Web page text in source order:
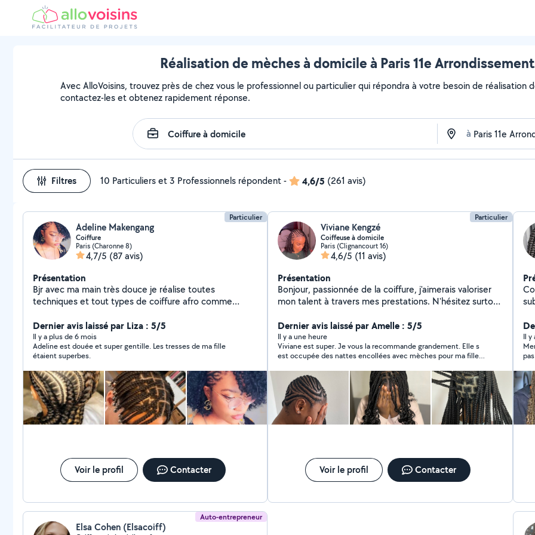
Réalisation de mèches à domicile à Paris 11e
Avec AlloVoisins, trouvez près de chez vous le professionnel ou particulier qui répondra à votre besoin de réalisation
contactez-les et obtenez rapidement réponse.
à
Filtres 10 Particuliers et 3 Professionnels répondent- 4,6/5 (261 avis)
Particulier
Adeline Makengang
Coiffure
Paris (Charonne 8)
4,7/5 (87 avis)
Présentation
Bjr avec ma main très douce je réalise toutes
techniques et tout types de coiffure afro comme
perruques crochets braids, des vanilles braids longue et
courte, extension des cheveux à froid et à chaud sur
cheveux noir et européens
Dernier avis laissé par Liza : 5/5
Il y a plus de 6 mois
Adeline est douée et super gentille. Les tresses de ma fille
étaient superbes.
Voir le profil Contacter
Particulier
Viviane Kengzé
Coiffeuse à domicile
Paris (Clignancourt 16)
4,6/5 (11 avis)
Présentation
Bonjour, passionnée de la coiffure, j'aimerais valoriser
mon talent à travers mes prestations. N'hésitez surtout
rendre encore plus sublime. Merci
Dernier avis laissé par Amelle : 5/5
Il y a une heure
Viviane est super. Je vous la recommande grandement. Elle s
est occupée des nattes encollées avec mèches pour ma fille
douce avec les enfants et le résultat est au rdv. Mes filles
étaient très contentes. Je ferai de nouveau appel à elle. Merci
Viviane !
Voir le profil Contacter
je
Il y
Auto-entrepreneur
Elsa Cohen (Elsacoiff)